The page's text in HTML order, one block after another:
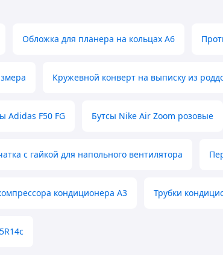
Обложка для планера на кольцах А6
Кружевной конверт на выписку из
Adidas F50 FG Бутсы Nike Air Zoom розовые
с гайкой для напольного вентилятора
кондиционера А3 Трубки